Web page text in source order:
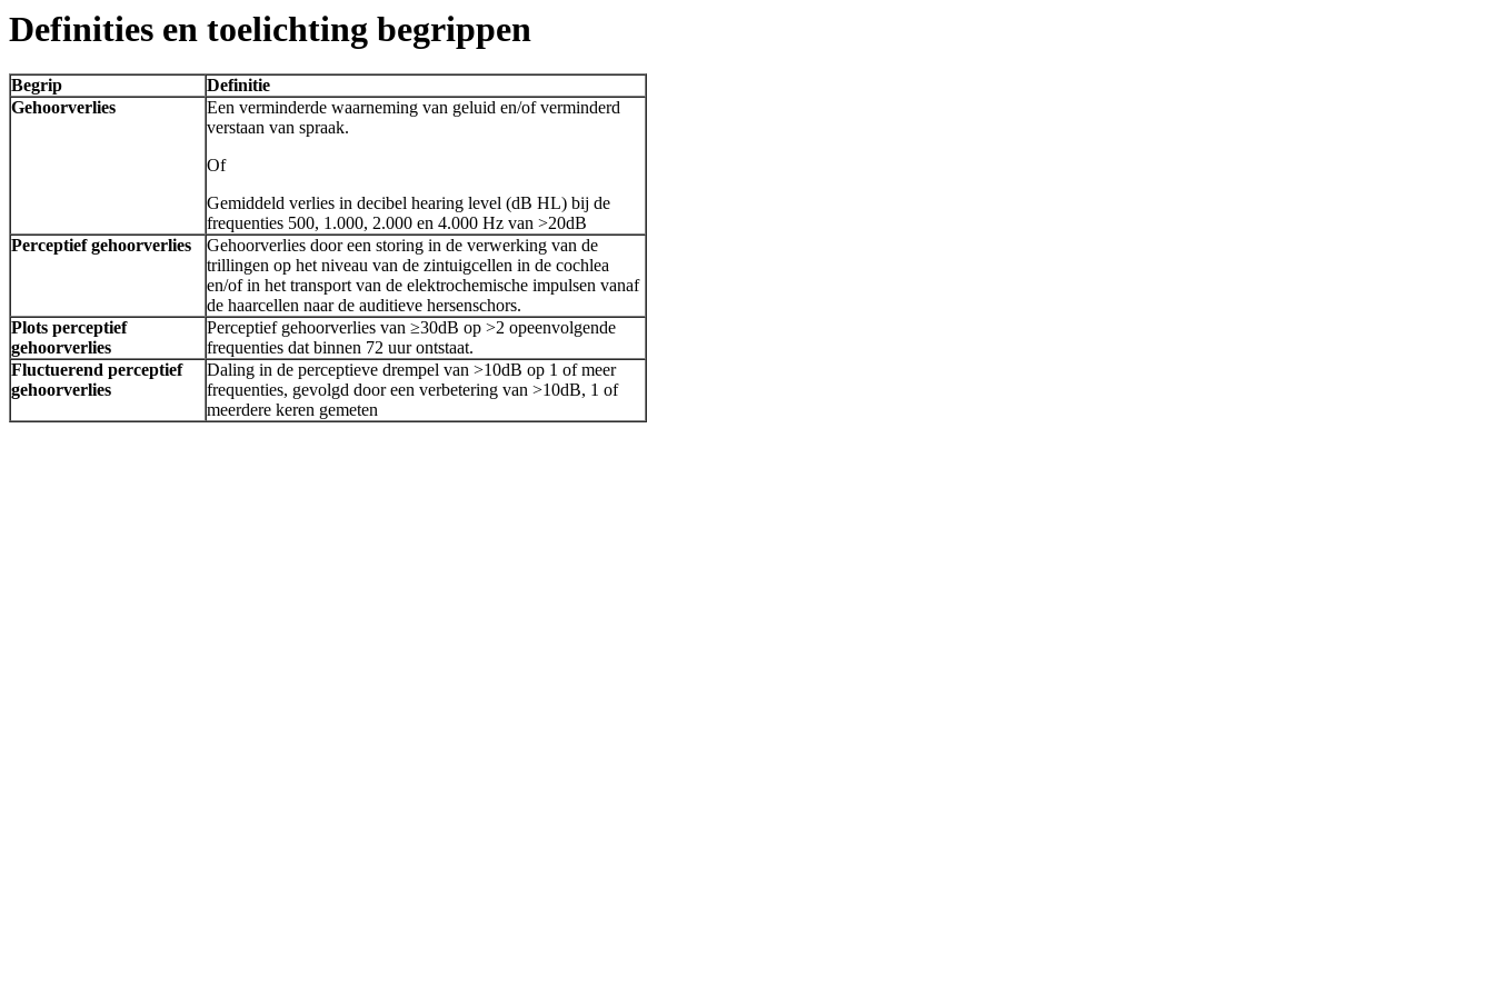
Definities en toelichting begrippen
Begrip
Definitie
Gehoorverlies
Een verminderde waarneming van geluid en/of verminderd
verstaan van spraak.
Of
Gemiddeld verlies in decibel hearing level (dB HL) bij de
frequenties 500, 1.000, 2.000 en 4.000 Hz van >20dB
Perceptief gehoorverlies
Gehoorverlies door een storing in de verwerking van de
trillingen op het niveau van de zintuigcellen in de cochlea
en/of in het transport van de elektrochemische impulsen vanaf
de haarcellen naar de auditieve hersenschors.
Plots perceptief
gehoorverlies
Perceptief gehoorverlies van ≥30dB op >2 opeenvolgende
frequenties dat binnen 72 uur ontstaat.
Fluctuerend perceptief
gehoorverlies
Daling in de perceptieve drempel van >10dB op 1 of meer
frequenties, gevolgd door een verbetering van >10dB, 1 of
meerdere keren gemeten